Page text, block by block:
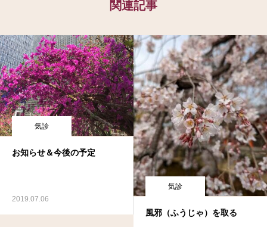
関連記事
気診
お知らせ＆今後の予定
2019.07.06
気診
風邪（ふうじゃ）を取る